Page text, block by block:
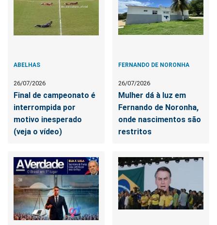
ABELHAS
26/07/2026
Final de campeonato é
interrompida por
motivo inesperado
(veja o vídeo)
FERNANDO DE NORONHA
26/07/2026
Mulher dá à luz em
Fernando de Noronha,
onde nascimentos são
restritos